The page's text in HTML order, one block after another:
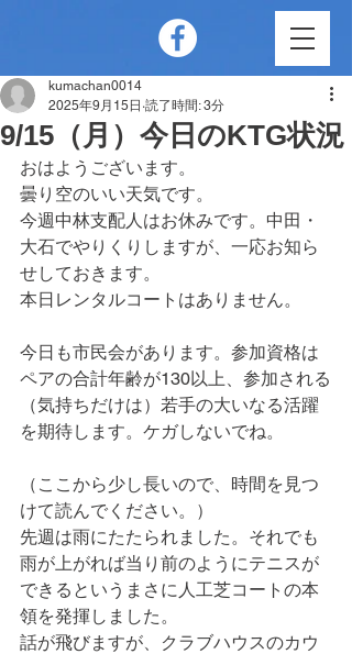
9/15（月）今日のKTG状況
kumachan0014
2025年9月15日 読了時間: 3分
おはようございます。
曇り空のいい天気です。
今週中林支配人はお休みです。中田・
大石でやりくりしますが、一応お知ら
せしておきます。
本日レンタルコートはありません。
今日も市民会があります。参加資格は
ペアの合計年齢が130以上、参加される
（気持ちだけは）若手の大いなる活躍
を期待します。ケガしないでね。
（ここから少し長いので、時間を見つ
けて読んでください。）
先週は雨にたたられました。それでも
雨が上がれば当り前のようにテニスが
できるというまさに人工芝コートの本
領を発揮しました。
話が飛びますが、クラブハウスのカウ